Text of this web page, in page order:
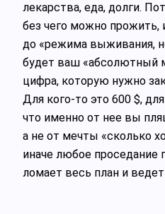
лекарства, еда, долги.
без чего можно
до «режима выживания,
будет ваш «абсолютный
цифра, которую нужно
Для кого‑то это 600 $,
что именно от нее вы
а не от мечты «сколько
иначе любое проседание
ломает весь план и